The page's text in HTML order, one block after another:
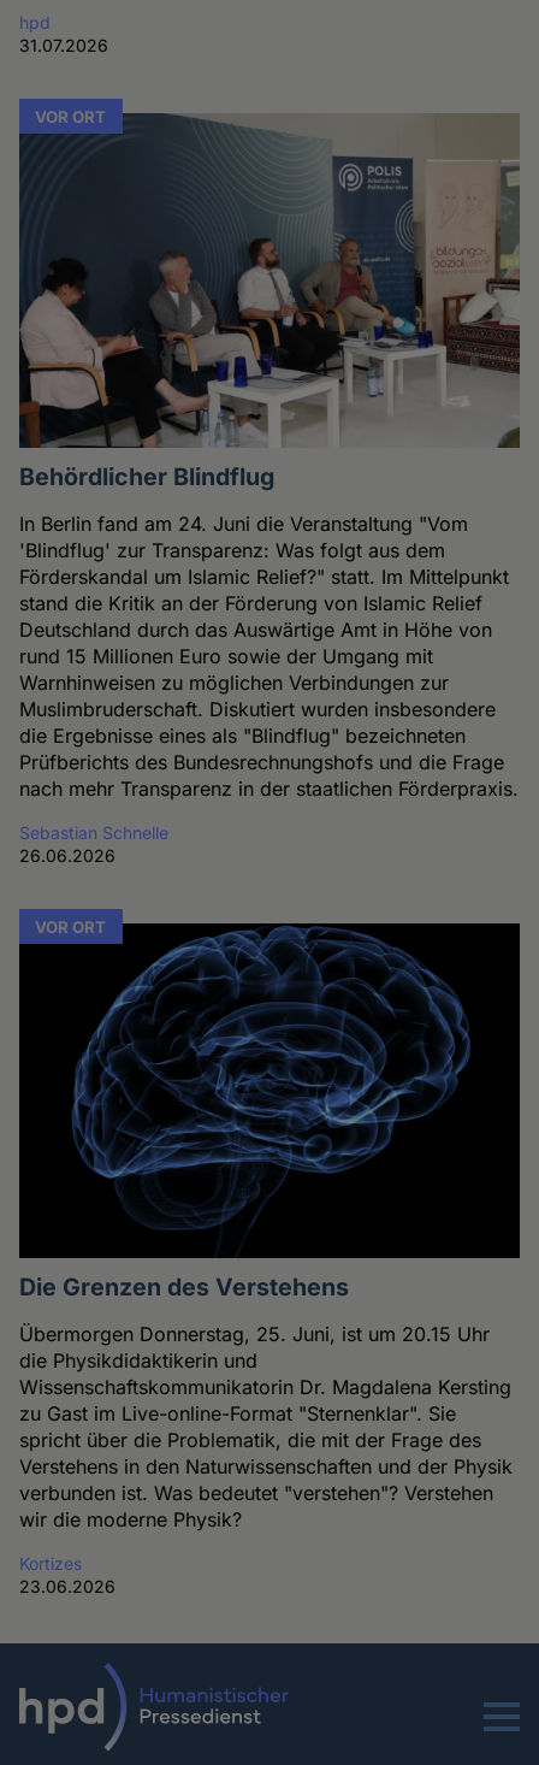
hpd
31.07.2026
VOR ORT
Behördlicher Blindflug
In Berlin fand am 24. Juni die Veranstaltung "Vom
'Blindflug' zur Transparenz: Was folgt aus dem
Förderskandal um Islamic Relief?" statt. Im Mittelpunkt
stand die Kritik an der Förderung von Islamic Relief
Deutschland durch das Auswärtige Amt in Höhe von
rund 15 Millionen Euro sowie der Umgang mit
Warnhinweisen zu möglichen Verbindungen zur
Muslimbruderschaft. Diskutiert wurden insbesondere
die Ergebnisse eines als "Blindflug" bezeichneten
Prüfberichts des Bundesrechnungshofs und die Frage
nach mehr Transparenz in der staatlichen Förderpraxis.
Sebastian Schnelle
26.06.2026
VOR ORT
Die Grenzen des Verstehens
Übermorgen Donnerstag, 25. Juni, ist um 20.15 Uhr
die Physikdidaktikerin und
Wissenschaftskommunikatorin Dr. Magdalena Kersting
zu Gast im Live-online-Format "Sternenklar". Sie
spricht über die Problematik, die mit der Frage des
Verstehens in den Naturwissenschaften und der Physik
verbunden ist. Was bedeutet "verstehen"? Verstehen
wir die moderne Physik?
Kortizes
23.06.2026
Menu